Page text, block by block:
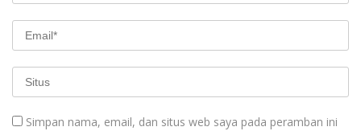
Simpan nama, email, dan situs web saya pada peramban ini